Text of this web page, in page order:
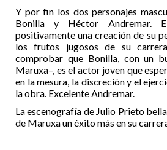
Y por fin los dos personajes
Bonilla y Héctor Andremar.
positivamente una creación de su
los frutos jugosos de su
comprobar que Bonilla, con un
Maruxa–, es el actor joven que
en la mesura, la discreción y el
la obra. Excelente Andremar.
La escenografía de Julio Prieto
de Maruxa un éxito más en su